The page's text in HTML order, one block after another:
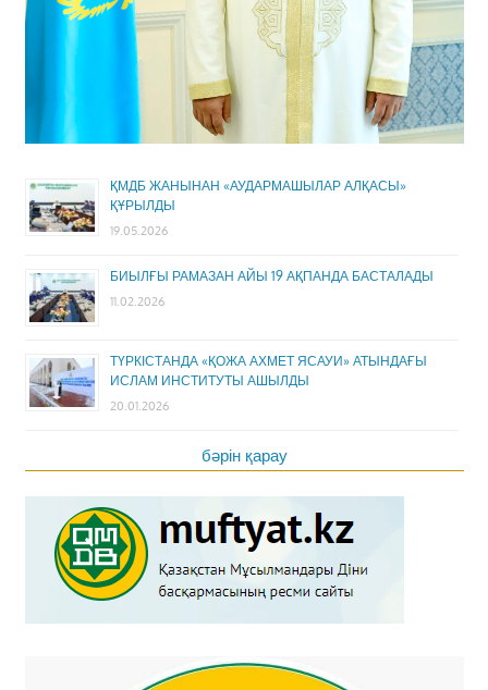
ҚМДБ ЖАНЫНАН «АУДАРМАШЫЛАР АЛҚАСЫ»
ҚҰРЫЛДЫ
19.05.2026
БИЫЛҒЫ РАМАЗАН АЙЫ 19 АҚПАНДА БАСТАЛАДЫ
11.02.2026
ТҮРКІСТАНДА «ҚОЖА АХМЕТ ЯСАУИ» АТЫНДАҒЫ
ИСЛАМ ИНСТИТУТЫ АШЫЛДЫ
20.01.2026
бәрін қарау